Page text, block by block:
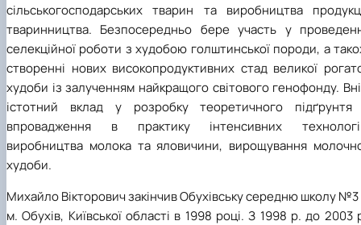
сільськогосподарських тварин та виробництва
тваринництва. Безпосередньо бере участь у
селекційної роботи з худобою голштинської породи, а
створенні нових високопродуктивних стад великої
худоби із залученням найкращого світового генофонду.
істотний вклад у розробку теоретичного підґрунтя
впровадження в практику інтенсивних
виробництва молока та яловичини, вирощування
худоби.
Михайло Вікторович закінчив Обухівську середню школу №3
м. Обухів, Київської області в 1998 році. З 1998 р. до 2003